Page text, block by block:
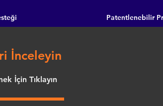
Patentlenebilir
İnceleyin
İçin Tıklayın